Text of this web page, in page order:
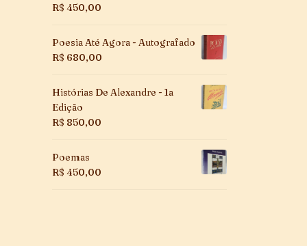
R$ 450,00
Poesia Até Agora - Autografado
R$ 680,00
Histórias De Alexandre - 1a
Edição
R$ 850,00
Poemas
R$ 450,00